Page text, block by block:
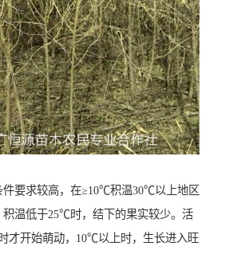
件要求较高，在≥10℃积温30℃以上地区
积温低于25℃时，结下的果实较少。活
才开始萌动，10℃以上时，生长进入旺